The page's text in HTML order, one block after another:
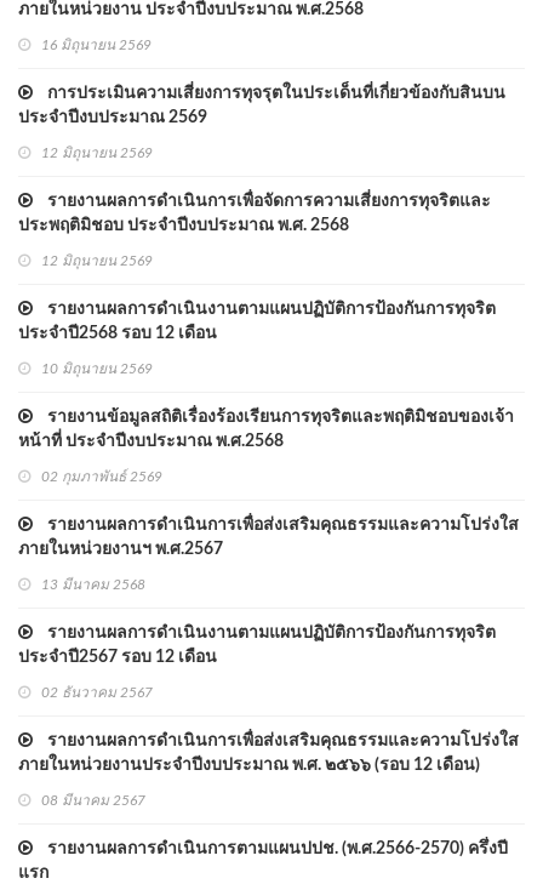
ภายในหน่วยงาน ประจำปีงบประมาณ พ.ศ.2568
16 มิถุนายน 2569
การประเมินความเสี่ยงการทุจรุตในประเด็นที่เกี่ยวข้องกับสินบน
ประจำปีงบประมาณ 2569
12 มิถุนายน 2569
รายงานผลการดำเนินการเพื่อจัดการความเสี่ยงการทุจริตและ
ประพฤติมิชอบ ประจำปีงบประมาณ พ.ศ. 2568
12 มิถุนายน 2569
รายงานผลการดำเนินงานตามแผนปฏิบัติการป้องกันการทุจริต
ประจำปี2568 รอบ 12 เดือน
10 มิถุนายน 2569
รายงานข้อมูลสถิติเรื่องร้องเรียนการทุจริตและพฤติมิชอบของเจ้า
หน้าที่ ประจำปีงบประมาณ พ.ศ.2568
02 กุมภาพันธ์ 2569
รายงานผลการดำเนินการเพื่อส่งเสริมคุณธรรมและความโปร่งใส
ภายในหน่วยงานฯ พ.ศ.2567
13 มีนาคม 2568
รายงานผลการดำเนินงานตามแผนปฏิบัติการป้องกันการทุจริต
ประจำปี2567 รอบ 12 เดือน
02 ธันวาคม 2567
รายงานผลการดำเนินการเพื่อส่งเสริมคุณธรรมและความโปร่งใส
ภายในหน่วยงานประจำปีงบประมาณ พ.ศ. ๒๕๖๖ (รอบ 12 เดือน)
08 มีนาคม 2567
รายงานผลการดำเนินการตามแผนปปช. (พ.ศ.2566-2570) ครึ่งปี
แรก